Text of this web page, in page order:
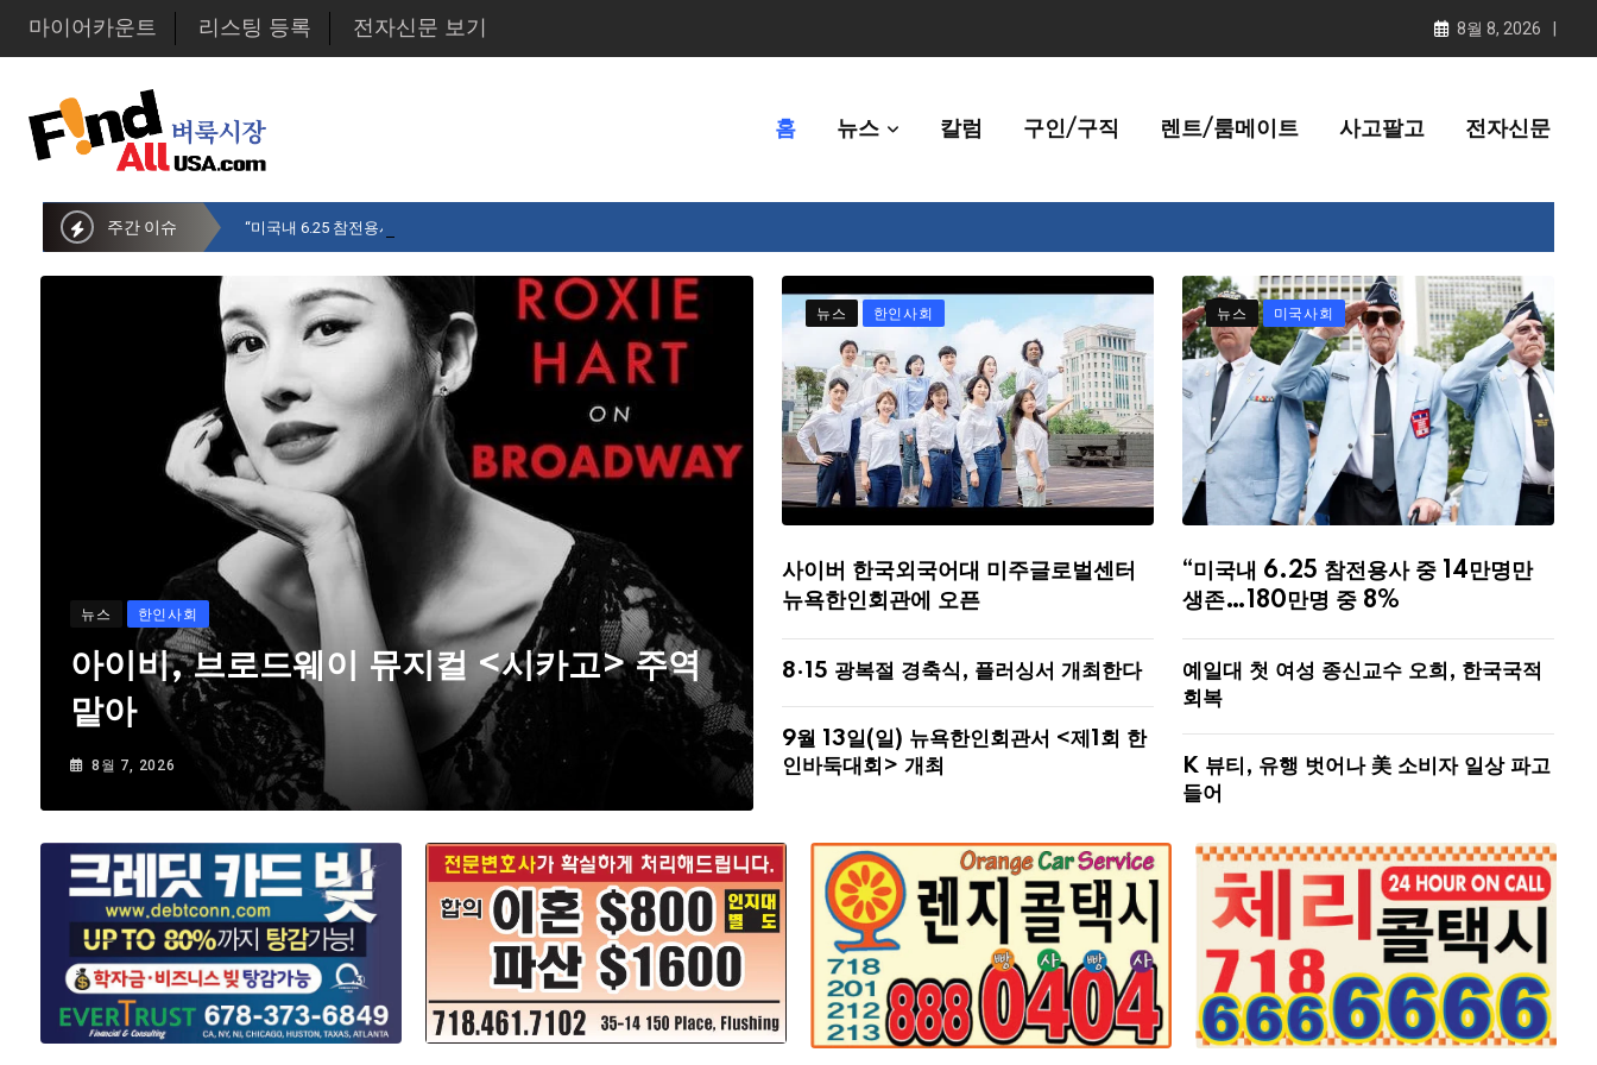
마이어카운트 리스팅 등록 전자신문 보기 8월 8, 2026
홈 뉴스 칼럼 구인/구직 렌트/룸메이트 사고팔고 전자신문
주간 이슈 “미국내 6.25 참전용사 중 14만명만 생존…180만명 중 8% 수준
뉴스 한인사회
아이비, 브로드웨이 뮤지컬 <시카고> 주역
맡아
8월 7, 2026
뉴스 한인사회
사이버 한국외국어대 미주글로벌센터
뉴욕한인회관에 오픈
8·15 광복절 경축식, 플러싱서 개최한다
9월 13일(일) 뉴욕한인회관서 <제1회 한
인바둑대회> 개최
뉴스 미국사회
“미국내 6.25 참전용사 중 14만명만
생존…180만명 중 8%
예일대 첫 여성 종신교수 오희, 한국국적
회복
K 뷰티, 유행 벗어나 美 소비자 일상 파고
들어